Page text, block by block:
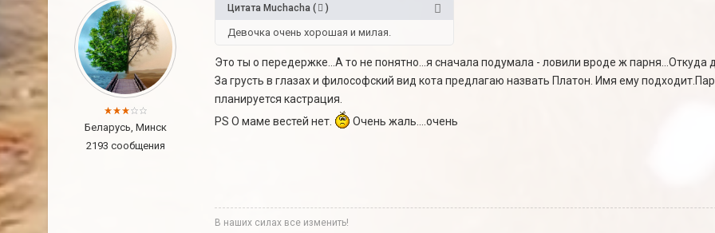
Беларусь, Минск
2193 сообщения
Цитата Muchacha ( )
Девочка очень хорошая и милая.
Это ты о передержке...А то не понятно...я сначала подумала - ловили вроде ж парня...Откуда
За грусть в глазах и философский вид кота предлагаю назвать Платон. Имя ему
планируется кастрация.
PS О маме вестей нет.
Очень жаль....очень
В наших силах все изменить!